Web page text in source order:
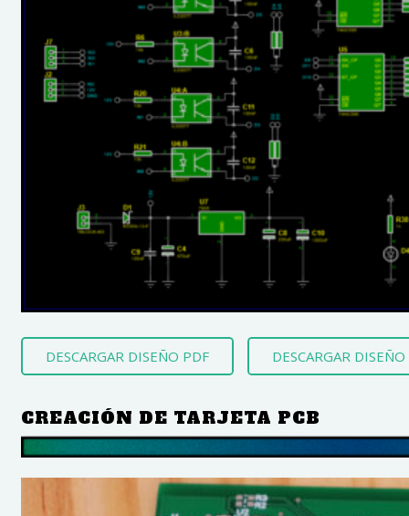
DESCARGAR DISEÑO PDF DESCARGAR DISEÑO
CREACIÓN DE TARJETA PCB